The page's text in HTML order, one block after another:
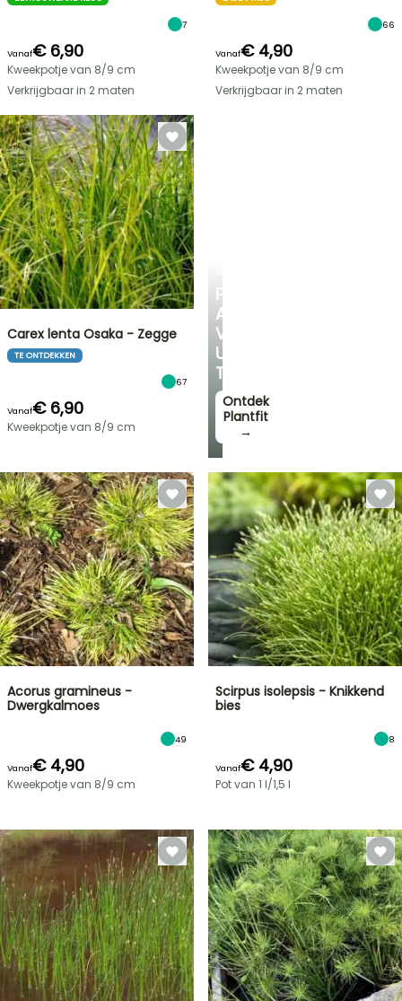
PERSOONLIJK
ADVIES
VOOR
UW
TUIN
Ontdek
Plantfit
→
7
Vanaf€ 6,90
Kweekpotje van 8/9 cm
Verkrijgbaar in 2 maten
66
Vanaf€ 4,90
Kweekpotje van 8/9 cm
Verkrijgbaar in 2 maten
Carex lenta Osaka - Zegge
TE ONTDEKKEN
67
Vanaf€ 6,90
Kweekpotje van 8/9 cm
Acorus gramineus -
Dwergkalmoes
49
Vanaf€ 4,90
Kweekpotje van 8/9 cm
Scirpus isolepsis - Knikkend
bies
8
Vanaf€ 4,90
Pot van 1 l/1,5 l